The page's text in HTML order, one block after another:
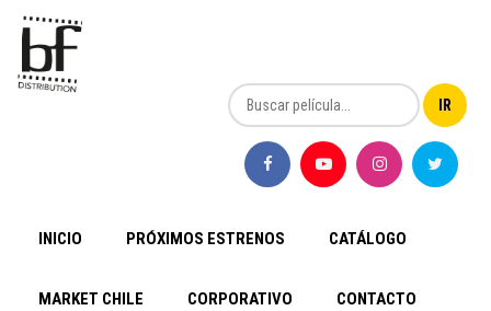
INICIO PRÓXIMOS ESTRENOS CATÁLOGO
MARKET CHILE CORPORATIVO CONTACTO